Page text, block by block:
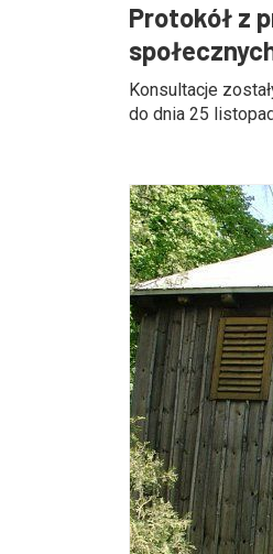
Protokół z
Konsultacje
do dnia 25